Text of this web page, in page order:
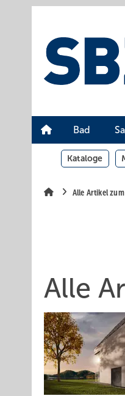
Bad
Kataloge
Alle Artikel
Alle